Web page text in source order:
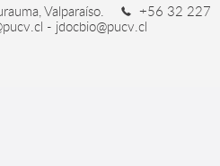
Valparaíso.
+56 32 227
- jdocbio@pucv.cl